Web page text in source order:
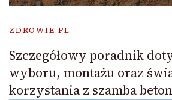
ZDROWIE.PL
Szczegółowy poradnik
wyboru, montażu oraz
korzystania z szamba